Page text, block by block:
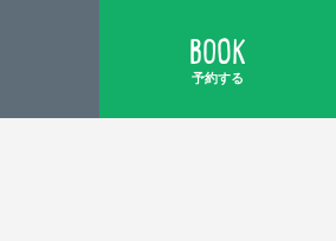
BOOK
予約する